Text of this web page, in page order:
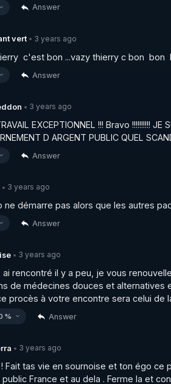
:
https://www.facebook.com/
twitter.com/thierrycas
Answer
vert • 3 years ago
c'est bon ...vazy thierry c bon  bon
Answer
• 3 years ago
EXCEPTIONNEL !!! Bravo !!!!!!!!!! JE
D ARGENT PUBLIC QUEL
Answer
• 3 years ago
ne démarre pas alors que les autres
Answer
• 3 years ago
ai rencontré il y a peu, je vous
de médecines douces et alternatives
procès à votre encontre sera celui de
% Answer
• 3 years ago
Fait tas vie en sournoise et ton égo ce
public France et au dela . Ferme la et